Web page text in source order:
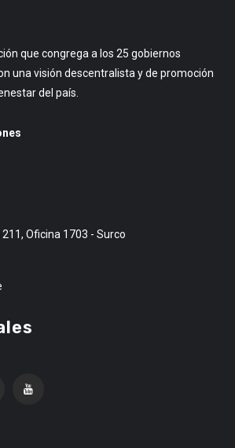
que congrega a los 25 gobiernos
una visión descentralista y de promoción
del país.
Oficina 1703 - Surco